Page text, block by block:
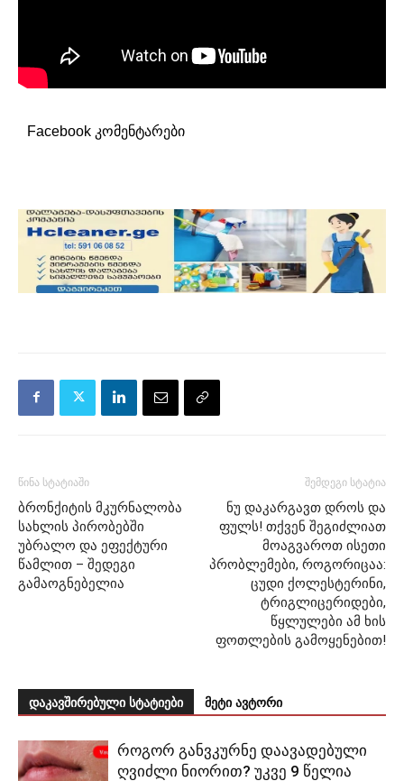
Facebook კომენტარები
წინა სტატიაში
ბრონქიტის მკურნალობა
სახლის პირობებში
უბრალო და ეფექტური
წამლით – შედეგი
გამაოგნებელია
შემდეგი სტატია
ნუ დაკარგავთ დროს და
ფულს! თქვენ შეგიძლიათ
მოაგვაროთ ისეთი
პრობლემები, როგორიცაა:
ცუდი ქოლესტერინი,
ტრიგლიცერიდები,
წყლულები ამ ხის
ფოთლების გამოყენებით!
დაკავშირებული სტატიები მეტი ავტორი
როგორ განვკურნე დაავადებული
ღვიძლი ნიორით? უკვე 9 წელია